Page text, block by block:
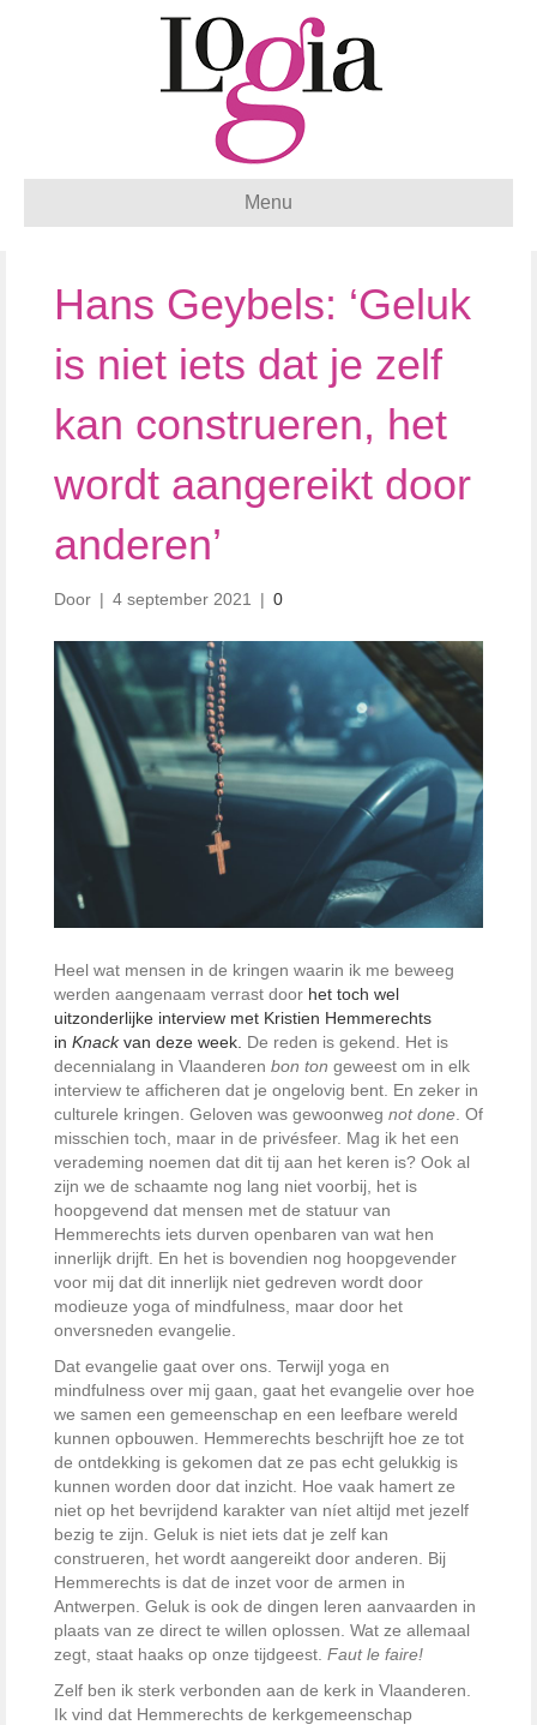
Menu
Hans Geybels: ‘Geluk
is niet iets dat je zelf
kan construeren, het
wordt aangereikt door
anderen’
Door | 4 september 2021 | 0
Heel wat mensen in de kringen waarin ik me beweeg
werden aangenaam verrast door het toch wel
uitzonderlijke interview met Kristien Hemmerechts
in Knackvan deze week. De reden is gekend. Het is
decennialang in Vlaanderen bon ton geweest om in elk
interview te afficheren dat je ongelovig bent. En zeker in
culturele kringen. Geloven was gewoonweg not done . Of
misschien toch, maar in de privésfeer. Mag ik het een
verademing noemen dat dit tij aan het keren is? Ook al
zijn we de schaamte nog lang niet voorbij, het is
hoopgevend dat mensen met de statuur van
Hemmerechts iets durven openbaren van wat hen
innerlijk drijft. En het is bovendien nog hoopgevender
voor mij dat dit innerlijk niet gedreven wordt door
modieuze yoga of mindfulness, maar door het
onversneden evangelie.
Dat evangelie gaat over ons. Terwijl yoga en
mindfulness over mij gaan, gaat het evangelie over hoe
we samen een gemeenschap en een leefbare wereld
kunnen opbouwen. Hemmerechts beschrijft hoe ze tot
de ontdekking is gekomen dat ze pas echt gelukkig is
kunnen worden door dat inzicht. Hoe vaak hamert ze
niet op het bevrijdend karakter van níet altijd met jezelf
bezig te zijn. Geluk is niet iets dat je zelf kan
construeren, het wordt aangereikt door anderen. Bij
Hemmerechts is dat de inzet voor de armen in
Antwerpen. Geluk is ook de dingen leren aanvaarden in
plaats van ze direct te willen oplossen. Wat ze allemaal
zegt, staat haaks op onze tijdgeest. Faut le faire!
Zelf ben ik sterk verbonden aan de kerk in Vlaanderen.
Ik vind dat Hemmerechts de kerkgemeenschap